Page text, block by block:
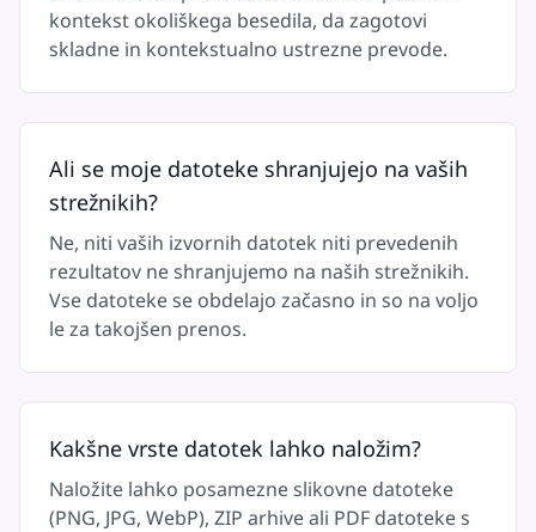
kontekst okoliškega besedila, da zagotovi
skladne in kontekstualno ustrezne prevode.
Ali se moje datoteke shranjujejo na vaših
strežnikih?
Ne, niti vaših izvornih datotek niti prevedenih
rezultatov ne shranjujemo na naših strežnikih.
Vse datoteke se obdelajo začasno in so na voljo
le za takojšen prenos.
Kakšne vrste datotek lahko naložim?
Naložite lahko posamezne slikovne datoteke
(PNG, JPG, WebP), ZIP arhive ali PDF datoteke s